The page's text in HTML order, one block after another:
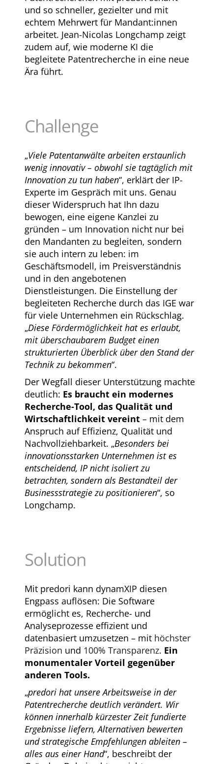
und so schneller, gezielter und mit
echtem Mehrwert für Mandant:innen
arbeitet. Jean-Nicolas Longchamp zeigt
zudem auf, wie moderne KI die
begleitete Patentrecherche in eine neue
Ära führt.
Challenge
„Viele Patentanwälte arbeiten erstaunlich
wenig innovativ – obwohl sie tagtäglich mit
Innovation zu tun haben“, erklärt der IP-
Experte im Gespräch mit uns. Genau
dieser Widerspruch hat Ihn dazu
bewogen, eine eigene Kanzlei zu
gründen – um Innovation nicht nur bei
den Mandanten zu begleiten, sondern
sie auch intern zu leben: im
Geschäftsmodell, im Preisverständnis
und in den angebotenen
Dienstleistungen. Die Einstellung der
begleiteten Recherche durch das IGE war
für viele Unternehmen ein Rückschlag.
„Diese Fördermöglichkeit hat es erlaubt,
mit überschaubarem Budget einen
strukturierten Überblick über den Stand der
Technik zu bekommen“.
Der Wegfall dieser Unterstützung machte
deutlich: Es braucht ein modernes
Recherche-Tool, das Qualität und
Wirtschaftlichkeit vereint– mit dem
Anspruch auf Effizienz, Qualität und
Nachvollziehbarkeit. „Besonders bei
innovationsstarken Unternehmen ist es
entscheidend, IP nicht isoliert zu
betrachten, sondern als Bestandteil der
Businessstrategie zu positionieren“, so
Longchamp.
Solution
Mit predori kann dynamXIP diesen
Engpass auflösen: Die Software
ermöglicht es, Recherche- und
Analyseprozesse effizient und
datenbasiert umzusetzen – mit höchster
Präzision und 100% Transparenz. Ein
monumentaler Vorteil gegenüber
anderen Tools.
„predori hat unsere Arbeitsweise in der
Patentrecherche deutlich verändert. Wir
können innerhalb kürzester Zeit fundierte
Ergebnisse liefern, Alternativen bewerten
und strategische Empfehlungen ableiten –
alles aus einer Hand“, beschreibt der